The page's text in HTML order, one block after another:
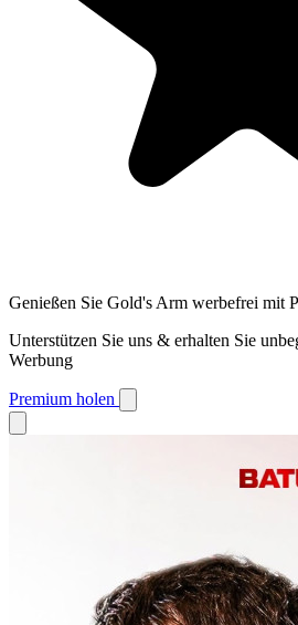
Genießen Sie Gold's Arm werbefrei mit
Unterstützen Sie uns & erhalten Sie
Werbung
Premium holen